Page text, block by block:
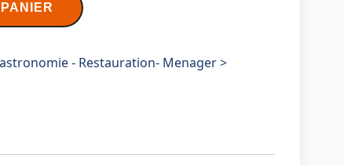
- Restauration- Menager >